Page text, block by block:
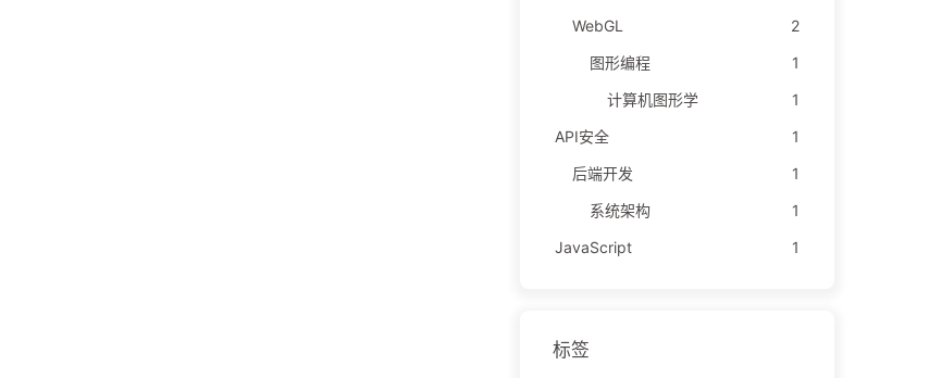
WebGL
2
图形编程
1
计算机图形学
1
API安全
1
后端开发
1
系统架构
1
JavaScript
1
标签